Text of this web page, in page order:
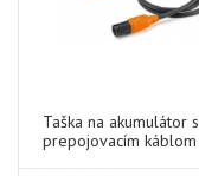
Taška na akumulátor s
prepojovacím káblom